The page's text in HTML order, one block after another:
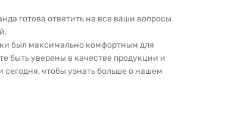
готова ответить на все ваши вопросы
был максимально комфортным для
быть уверены в качестве продукции и
чтобы узнать больше о нашем